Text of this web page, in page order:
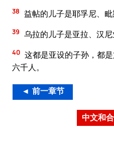
38 益帖的儿子是耶孚尼、毗
39 乌拉的儿子是亚拉、汉尼
40 这都是亚设的子孙，都
六千人。
◄ 前一章节
中文和